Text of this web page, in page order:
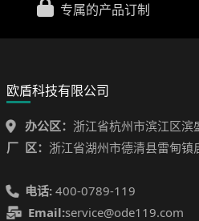
专属的产品订制
欧盾科技有限公司
办公区： 浙江省杭州市滨江区
厂 区： 浙江省湖州市德清县雷甸
电话: 400-0789-119
Email:service@ode119.com